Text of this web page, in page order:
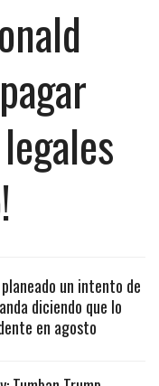
un intento de
diciendo que lo
en agosto